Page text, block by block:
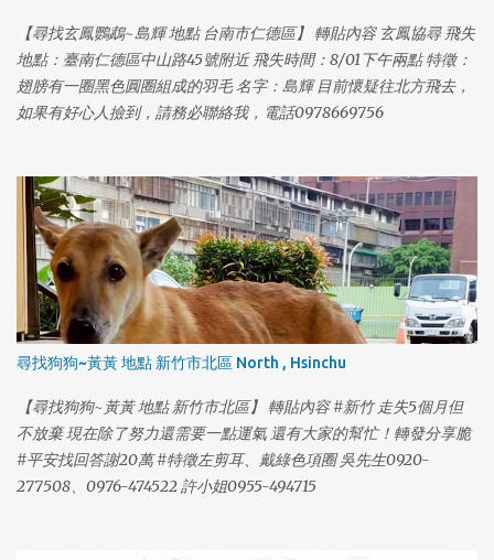
【尋找玄鳳鸚鵡~島輝 地點 台南市仁德區】 轉貼內容 玄鳳協尋 飛失
地點：臺南仁德區中山路45號附近 飛失時間：8/01下午兩點 特徵：
翅膀有一圈黑色圓圈組成的羽毛 名字：島輝 目前懷疑往北方飛去，
如果有好心人撿到，請務必聯絡我，電話0978669756
尋找狗狗~黃黃 地點 新竹市北區 North , Hsinchu
【尋找狗狗~黃黃 地點 新竹市北區】 轉貼內容 #新竹 走失5個月但
不放棄 現在除了努力還需要一點運氣 還有大家的幫忙！轉發分享脆
#平安找回答謝20萬 #特徵左剪耳、戴綠色項圈 吳先生0920-
277508、0976-474522 許小姐0955-494715